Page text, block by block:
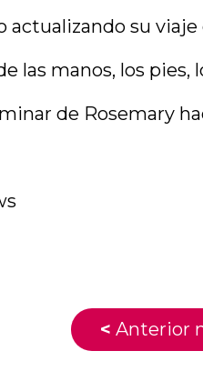
actualizando su
las manos, los
de Rosemary
< Anterior